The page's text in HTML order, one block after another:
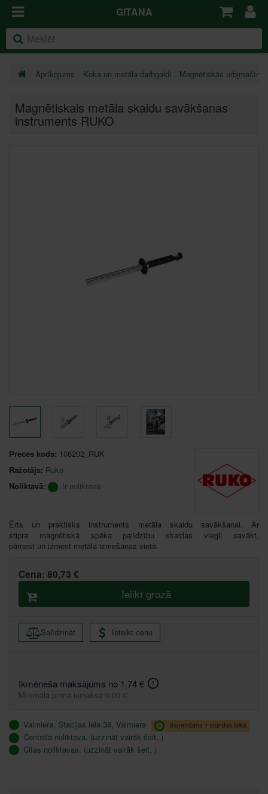
GITANA
Aprīkojums Koka un metāla darbgaldi Magnētiskās urbjmašīnas
Magnētiskais metāla skaidu savākšanas
instruments RUKO
Preces kods: 108202_RUK
Ražotājs: Ruko
Noliktavā:
Ir noliktavā
Ērts un praktisks instruments metāla skaidu savākšanai. Ar
stipra magnētiskā spēka palīdzību skaidas viegli savākt,
pārnest un izmest metāla izmešanas vietā.
Cena: 80,73 €
Ielikt grozā
Salīdzināt Ieteikt cenu
Ikmēneša maksājums no 1.74 €
Minimālā pirmā iemaksa 0.00 €
Valmiera, Stacijas iela 38, Valmiera Saņemšana 1 stundas laikā
Centrālā noliktava, (uzzināt vairāk šeit, )
Citas noliktavas, (uzzināt vairāk šeit, )